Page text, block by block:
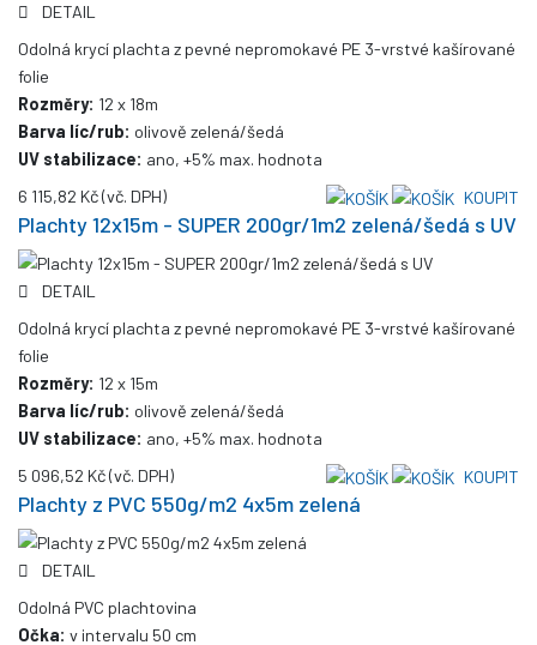
DETAIL
Odolná krycí plachta z pevné nepromokavé PE 3-vrstvé kašírované
folie
Rozměry: 12 x 18m
Barva líc/rub: olivově zelená/šedá
UV stabilizace: ano, +5% max. hodnota
6 115,82 Kč(vč. DPH) KOUPIT
Plachty 12x15m - SUPER 200gr/1m2 zelená/šedá s UV
DETAIL
Odolná krycí plachta z pevné nepromokavé PE 3-vrstvé kašírované
folie
Rozměry: 12 x 15m
Barva líc/rub: olivově zelená/šedá
UV stabilizace: ano, +5% max. hodnota
5 096,52 Kč(vč. DPH) KOUPIT
Plachty z PVC 550g/m2 4x5m zelená
DETAIL
Odolná PVC plachtovina
Očka: v intervalu 50 cm